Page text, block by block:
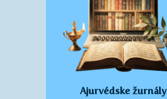
Ajurvédske žurnály